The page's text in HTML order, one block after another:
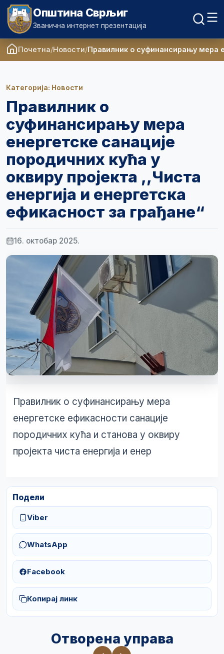
Општина Сврљиг
Званична интернет презентација
Почетна Новости Правилник о суфинансирању мера
Категорија: Новости
Правилник о
суфинансирању мера
енергетске санације
породичних кућа у
оквиру пројекта ,,Чиста
енергија и енергетска
ефикасност за грађане“
16. октобар 2025.
Правилник о суфинансирању мера
енергетске ефикасности санације
породичних кућа и станова у оквиру
пројекта чиста енергија и енер
Подели
Viber
WhatsApp
Facebook
Копирај линк
Отворена управа